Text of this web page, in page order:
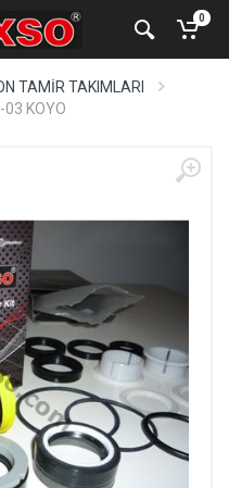
0
TAMİR TAKIMLARI
KOYO